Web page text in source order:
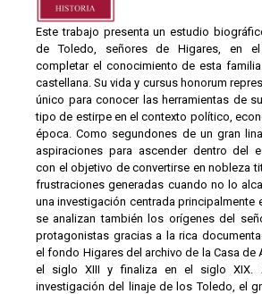
Este trabajo presenta un estudio
de Toledo, señores de Higares, en
completar el conocimiento de esta
castellana. Su vida y cursus honorum
único para conocer las herramientas de
tipo de estirpe en el contexto político,
época. Como segundones de un gran
aspiraciones para ascender dentro del
con el objetivo de convertirse en nobleza
frustraciones generadas cuando no lo
una investigación centrada principalmente
se analizan también los orígenes del
protagonistas gracias a la rica
el fondo Higares del archivo de la Casa de
el siglo XIII y finaliza en el siglo XIX.
investigación del linaje de los Toledo, el